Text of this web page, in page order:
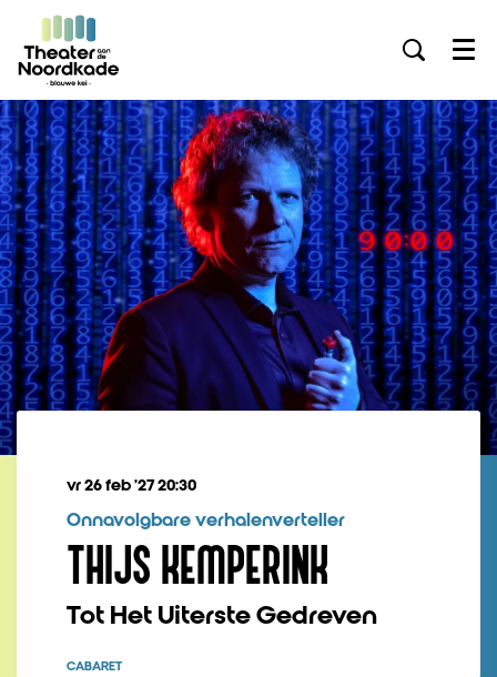
Menu
THIJS KEMPERINK
Tot Het Uiterste Gedreven
Onnavolgbare verhalenverteller
vr 26 feb ’2720:30
CABARET